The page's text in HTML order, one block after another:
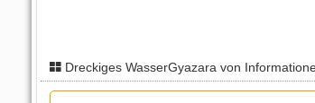
Dreckiges WasserGyazara von